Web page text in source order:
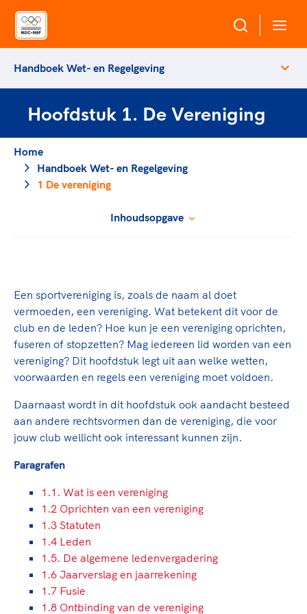
Over NOC*NSF
Sportagenda 2032
Leden
Algemene Vergadering
Raad van Toezicht en Bestuur
Sportonderzoek
Sportakkoord II
Game Changer
TeamNL kids
Olympische geschiedenis
Nieuwspagina
Columns
Sport gaat niet vanzelf
Sportdeelname
Bonden en professionals in de sport
Beleidsmedewerkers
Veilige en integere sport
Diversiteit en inclusie
Gezonde sportomgeving
Duurzaamheid
Bekwaam sportkader
Vitale clubs en bestuurlijk kader
Sportmatch
Clubacties
Handboek Wet- en Regelgeving
Opleidingen en trainingen
High5 Stappenplan
Ruimte voor sport
Topsport
Voor talentvolle sporters
TeamNL Academie Kalender
Kennisaanbod TeamNL Experts
TeamNL Sport Science Centre
Olympische Spelen LA28
Europese Spelen Istanbul 2027
Topsportbeleid
Topsportfinanciering
Maatschappelijke waarde topsport
Top teamsportcompetities
Handboek Wet- en Regelgeving
Hoofdstuk 1. De Vereniging
Home
Handboek Wet- en Regelgeving
1 De vereniging
Inhoudsopgave
Een sportvereniging is, zoals de naam al doet
vermoeden, een vereniging. Wat betekent dit voor de
club en de leden? Hoe kun je een vereniging oprichten,
fuseren of stopzetten? Mag iedereen lid worden van een
vereniging? Dit hoofdstuk legt uit aan welke wetten,
voorwaarden en regels een vereniging moet voldoen.
Daarnaast wordt in dit hoofdstuk ook aandacht besteed
aan andere rechtsvormen dan de vereniging, die voor
jouw club wellicht ook interessant kunnen zijn.
Paragrafen
1.1. Wat is een vereniging
1.2 Oprichten van een vereniging
1.3 Statuten
1.4 Leden
1.5. De algemene ledenvergadering
1.6 Jaarverslag en jaarrekening
1.7 Fusie
1.8 Ontbinding van de vereniging